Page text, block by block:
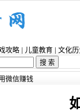
攻略| 儿童教育| 文化历
微信赚钱